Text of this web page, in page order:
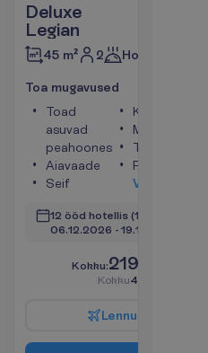
Deluxe
Legian
45 m² 2 Hommikusöök
Toa mugavused
Toad
asuvad
peahoones
Aiavaade
Seif
Konditsioneer
Minikülmik
Telefon
Föön
V
12 ööd hotellis (14 ööd kokku)
06.12.2026 - 19.12.2026
Kokku:2195.00
Kokku4390.00
Lennu